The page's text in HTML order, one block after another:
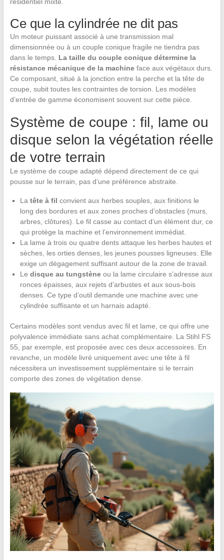
Ce que la cylindrée ne dit pas
Un moteur puissant associé à une transmission mal
dimensionnée ou à un couple conique fragile ne tiendra pas
dans le temps. La taille du couple conique détermine la
résistance mécanique de la machineface aux végétaux durs.
Ce composant, situé à la jonction entre la perche et la tête de
coupe, subit toutes les contraintes de torsion. Les modèles
d’entrée de gamme économisent souvent sur cette pièce.
Système de coupe : fil, lame ou
disque selon la végétation réelle
de votre terrain
Le système de coupe adapté dépend directement de ce qui
pousse sur le terrain, pas d’une préférence abstraite.
La tête à fil convient aux herbes souples, aux finitions le
long des bordures et aux zones proches d’obstacles (murs,
arbres, clôtures). Le fil casse au contact d’un élément dur, ce
qui protège la machine et l’environnement immédiat.
La lame à trois ou quatre dents attaque les herbes hautes et
sèches, les orties denses, les jeunes pousses ligneuses. Elle
exige un dégagement suffisant autour de la zone de travail.
Le disque au tungstèneou la lame circulaire s’adresse aux
ronces épaisses, aux rejets d’arbustes et aux sous-bois
denses. Ce type d’outil demande une machine avec une
cylindrée suffisante et un harnais adapté.
Certains modèles sont vendus avec fil et lame, ce qui offre une
polyvalence immédiate sans achat complémentaire. La Stihl FS
55, par exemple, est proposée avec ces deux accessoires. En
revanche, un modèle livré uniquement avec une tête à fil
nécessitera un investissement supplémentaire si le terrain
comporte des zones de végétation dense.